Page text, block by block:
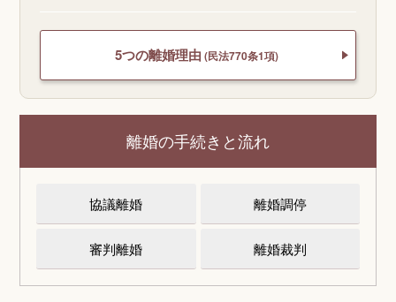
5つの離婚理由 (民法770条1項)
離婚の手続きと流れ
協議離婚 離婚調停
審判離婚 離婚裁判